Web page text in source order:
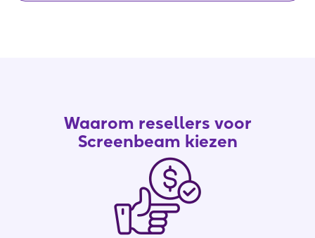
Waarom resellers voor
Screenbeam kiezen